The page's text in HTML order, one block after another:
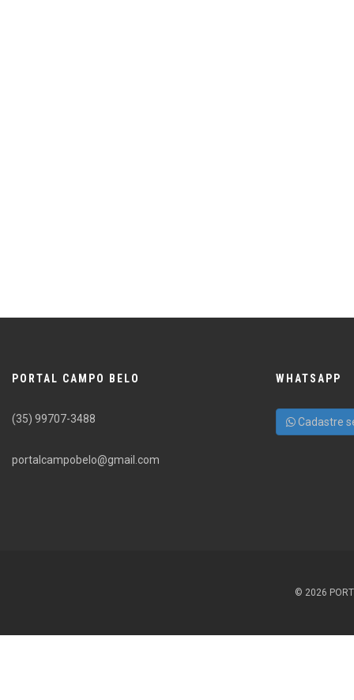
PORTAL CAMPO BELO
(35) 99707-3488
portalcampobelo@gmail.com
WHATSAPP
Cadastre
© 2026